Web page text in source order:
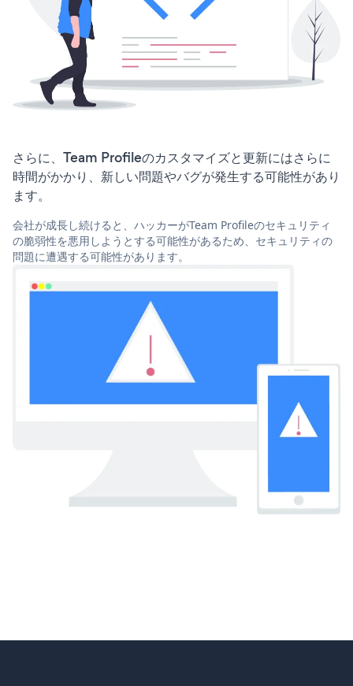
さらに、Team Profileのカスタマイズと更新にはさらに
時間がかかり、新しい問題やバグが発生する可能性があり
ます。
会社が成長し続けると、ハッカーがTeam Profileのセキュリティ
の脆弱性を悪用しようとする可能性があるため、セキュリティの
問題に遭遇する可能性があります。